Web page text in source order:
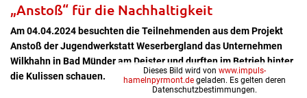
„Anstoß“ für die Nachhaltigkeit
Am 04.04.2024 besuchten die Teilnehmenden aus dem Projekt
Anstoß der Jugendwerkstatt Weserbergland das Unternehmen
Wilkhahn in Bad Münder am Deister und durften im Betrieb hinter
die Kulissen schauen.
Dieses Bild wird von www.impuls-
hamelnpyrmont.de geladen. Es gelten deren
Datenschutzbestimmungen.